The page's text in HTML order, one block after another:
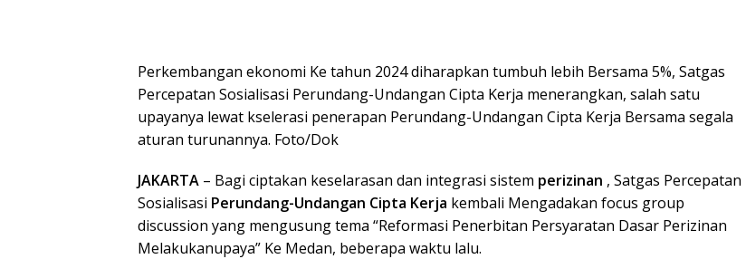
Perkembangan ekonomi Ke tahun 2024 diharapkan tumbuh lebih Bersama 5%, Satgas
Percepatan Sosialisasi Perundang-Undangan Cipta Kerja menerangkan, salah satu
upayanya lewat kselerasi penerapan Perundang-Undangan Cipta Kerja Bersama segala
aturan turunannya. Foto/Dok
JAKARTA – Bagi ciptakan keselarasan dan integrasi sistem perizinan , Satgas Percepatan
Sosialisasi Perundang-Undangan Cipta Kerja kembali Mengadakan focus group
discussion yang mengusung tema “Reformasi Penerbitan Persyaratan Dasar Perizinan
Melakukanupaya” Ke Medan, beberapa waktu lalu.